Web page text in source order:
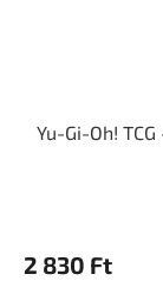
Yu-Gi-Oh!
2 830 Ft